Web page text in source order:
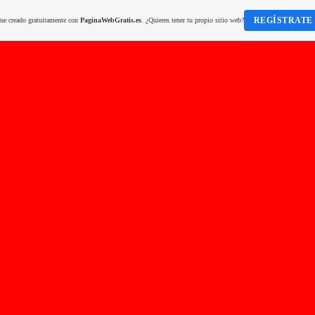
creado gratuitamente con PaginaWebGratis.es. ¿Quieres tener tu propio sitio web? REGÍSTRATE